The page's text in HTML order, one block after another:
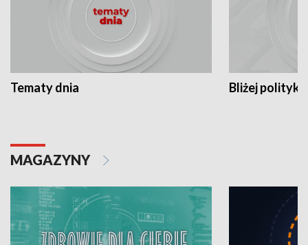
Tematy dnia Bliżej polityki
MAGAZYNY